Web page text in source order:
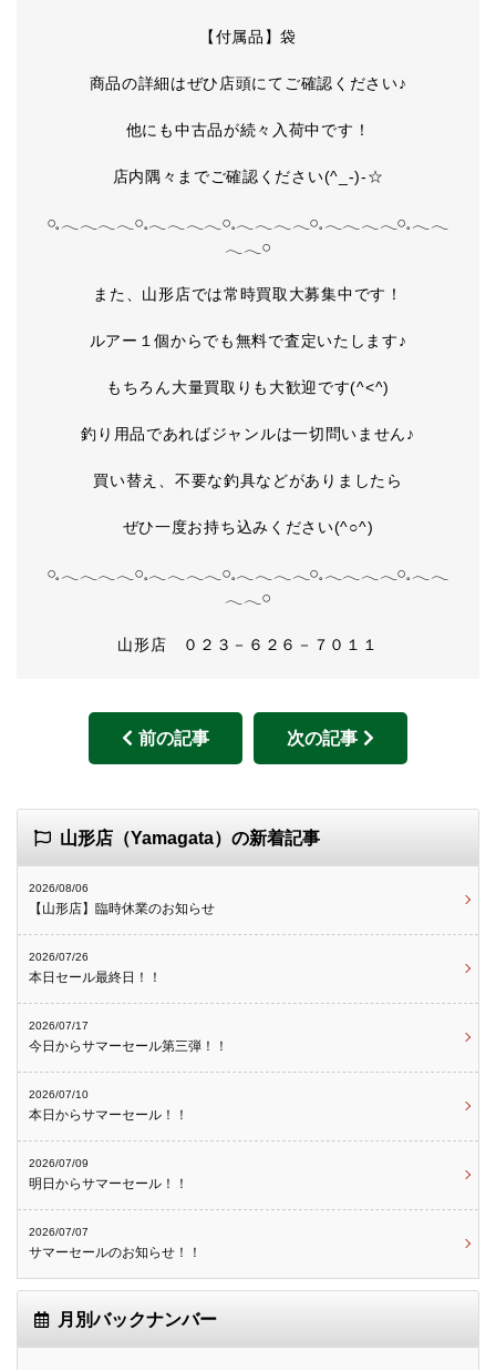
【付属品】袋
商品の詳細はぜひ店頭にてご確認ください♪
他にも中古品が続々入荷中です！
店内隅々までご確認ください(^_-)-☆
𓏸𓈒𓂃𓂃𓂃𓂃𓏸𓈒𓂃𓂃𓂃𓂃𓏸𓈒𓂃𓂃𓂃𓂃𓏸𓈒𓂃𓂃𓂃𓂃𓏸𓈒𓂃𓂃
𓂃𓂃𓏸
また、山形店では常時買取大募集中です！
ルアー１個からでも無料で査定いたします♪
もちろん大量買取りも大歓迎です(^<^)
釣り用品であればジャンルは一切問いません♪
買い替え、不要な釣具などがありましたら
ぜひ一度お持ち込みください(^○^)
𓏸𓈒𓂃𓂃𓂃𓂃𓏸𓈒𓂃𓂃𓂃𓂃𓏸𓈒𓂃𓂃𓂃𓂃𓏸𓈒𓂃𓂃𓂃𓂃𓏸𓈒𓂃𓂃
𓂃𓂃𓏸
山形店 ０２３－６２６－７０１１
前の記事 次の記事
山形店（Yamagata）の新着記事
2026/08/06
【山形店】臨時休業のお知らせ
2026/07/26
本日セール最終日！！
2026/07/17
今日からサマーセール第三弾！！
2026/07/10
本日からサマーセール！！
2026/07/09
明日からサマーセール！！
2026/07/07
サマーセールのお知らせ！！
月別バックナンバー